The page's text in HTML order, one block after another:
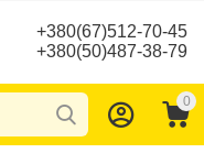
+380(67)512-70-45
+380(50)487-38-79
0